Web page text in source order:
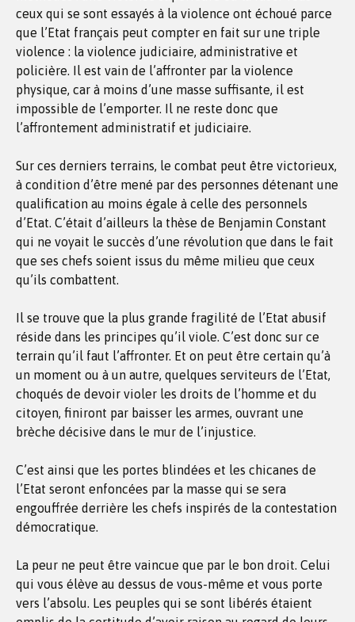
ceux qui se sont essayés à la violence ont échoué parce
que l’Etat français peut compter en fait sur une triple
violence : la violence judiciaire, administrative et
policière. Il est vain de l’affronter par la violence
physique, car à moins d’une masse suffisante, il est
impossible de l’emporter. Il ne reste donc que
l’affrontement administratif et judiciaire.
Sur ces derniers terrains, le combat peut être victorieux,
à condition d’être mené par des personnes détenant une
qualification au moins égale à celle des personnels
d’Etat. C’était d’ailleurs la thèse de Benjamin Constant
qui ne voyait le succès d’une révolution que dans le fait
que ses chefs soient issus du même milieu que ceux
qu’ils combattent.
Il se trouve que la plus grande fragilité de l’Etat abusif
réside dans les principes qu’il viole. C’est donc sur ce
terrain qu’il faut l’affronter. Et on peut être certain qu’à
un moment ou à un autre, quelques serviteurs de l’Etat,
choqués de devoir violer les droits de l’homme et du
citoyen, finiront par baisser les armes, ouvrant une
brèche décisive dans le mur de l’injustice.
C’est ainsi que les portes blindées et les chicanes de
l’Etat seront enfoncées par la masse qui se sera
engouffrée derrière les chefs inspirés de la contestation
démocratique.
La peur ne peut être vaincue que par le bon droit. Celui
qui vous élève au dessus de vous-même et vous porte
vers l’absolu. Les peuples qui se sont libérés étaient